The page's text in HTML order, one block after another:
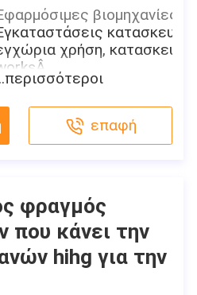
βιομηχανίες:
κατασκευής,
χρήση, κατασκευή
Θέση αιθουσών εκθέσεως:
Κοίλος φραγμός που
τη μηχανή,
το φραγμό που
κατασκευάζει τη μηχανή
ύλη τούβλου:
επαφή
φραγμός
που κάνει την
hihg για την